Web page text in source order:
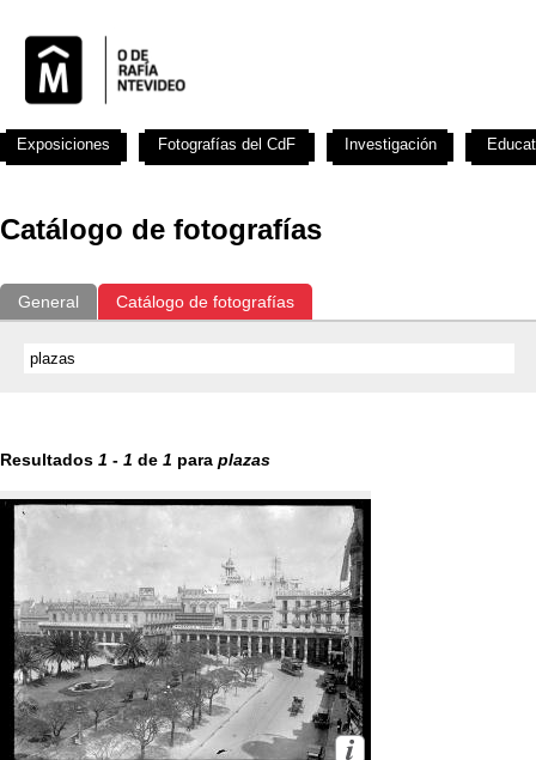
Catálogo de fotografías
General Catálogo de fotografías
Resultados 1 - 1 de 1 para plazas
Exposiciones Fotografías del CdF Investigación